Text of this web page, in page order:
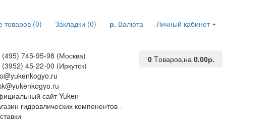
Личный кабинет
р. Валюта
Закладки (0)
товаров (0)
(495) 745-95-98 (Москва)
(3952) 45-22-00 (Иркутск)
сайт Yuken
гидравлических компонентов -
0 Tоваров,на 0.00р.